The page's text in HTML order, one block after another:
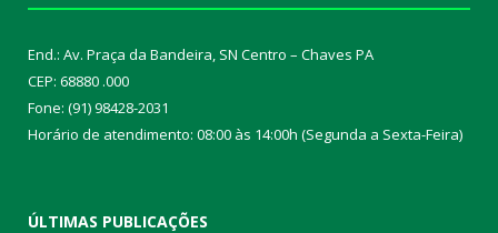
End.: Av. Praça da Bandeira, SN Centro – Chaves PA
CEP: 68880 .000
Fone: (91) 98428-2031
Horário de atendimento: 08:00 às 14:00h (Segunda a Sexta-Feira)
ÚLTIMAS PUBLICAÇÕES